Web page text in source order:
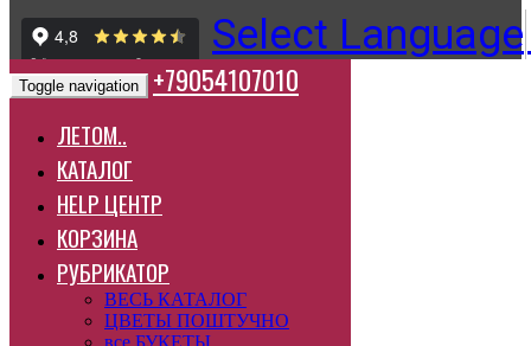
Select Language
Toggle navigation +79054107010
ЛЕТОМ..
КАТАЛОГ
HELP ЦЕНТР
КОРЗИНА
РУБРИКАТОР
ВЕСЬ КАТАЛОГ
ЦВЕТЫ ПОШТУЧНО